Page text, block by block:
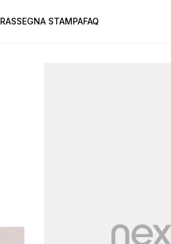
RASSEGNA STAMPAFAQ